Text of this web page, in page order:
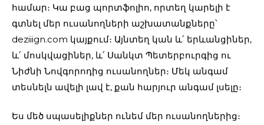
համար։ Կա բաց պորտֆոլիո, որտեղ կարելի է
գտնել մեր ուսանողների աշխատանքները՝
deziiign.com կայքում։ Այնտեղ կան և՛ երևանցիներ,
և՛ մոսկվացիներ, և՛ Սանկտ Պետերբուրգից ու
Նիժնի Նովգորոդից ուսանողներ։ Մեկ անգամ
տեսնելն ավելի լավ է, քան հարյուր անգամ լսելը։
Ես մեծ սպասելիքներ ունեմ մեր ուսանողներից։